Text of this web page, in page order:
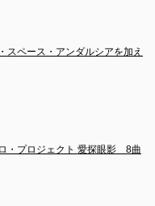
スペース・アンダルシアを加え
・プロジェクト 愛探眼影　8曲